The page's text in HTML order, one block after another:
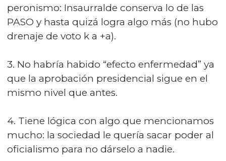
peronismo: Insaurralde conserva lo de las
PASO y hasta quizá logra algo más (no hubo
drenaje de voto k a +a).
3. No habría habido “efecto enfermedad” ya
que la aprobación presidencial sigue en el
mismo nivel que antes.
4. Tiene lógica con algo que mencionamos
mucho: la sociedad le quería sacar poder al
oficialismo para no dárselo a nadie.